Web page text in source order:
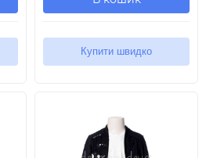
Купити швидко